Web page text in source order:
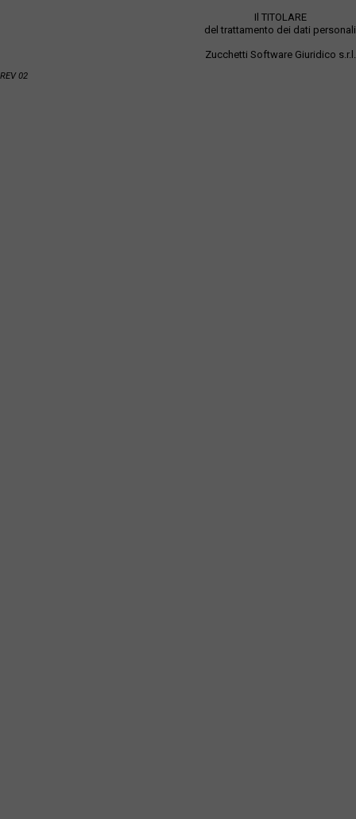
Il TITOLARE
del trattamento dei dati personali
Zucchetti Software Giuridico s.r.l.
REV 02